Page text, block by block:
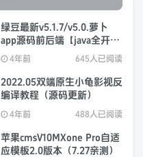
绿豆最新v5.1.7/v5.0.萝卜
app源码前后端【java全开源
免授权】
4年前 645人已阅读
2022.05双端原生小龟影视反
编译教程（源码更新）
4年前 488人已阅读
苹果cmsV10MXone Pro自适
应模板2.0版本（7.27亲测）